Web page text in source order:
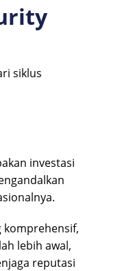
siklus
investasi
komprehensif,
lebih awal,
reputasi